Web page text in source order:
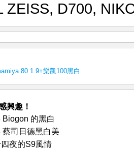
ZEISS, D700,
80 1.9+樂凱100黑白
興趣！
Biogon 的黑白
蔡司日德黑白美
夜的S9風情